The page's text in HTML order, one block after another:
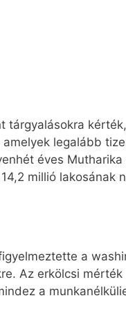
tárgyalásokra
legalább
éves
millió lakosának
a
Az erkölcsi
a